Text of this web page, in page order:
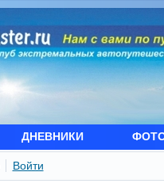
ДНЕВНИКИ
Войти